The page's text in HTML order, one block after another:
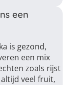
een
is gezond,
een mix
zoals rijst
veel fruit,